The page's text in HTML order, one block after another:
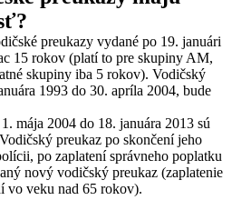
preukazy vydané po 19. januári
15 rokov (platí to pre skupiny AM,
skupiny iba 5 rokov). Vodičský
1993 do 30. apríla 2004, bude
mája 2004 do 18. januára 2013 sú
preukaz po skončení jeho
po zaplatení správneho poplatku
nový vodičský preukaz (zaplatenie
vo veku nad 65 rokov).